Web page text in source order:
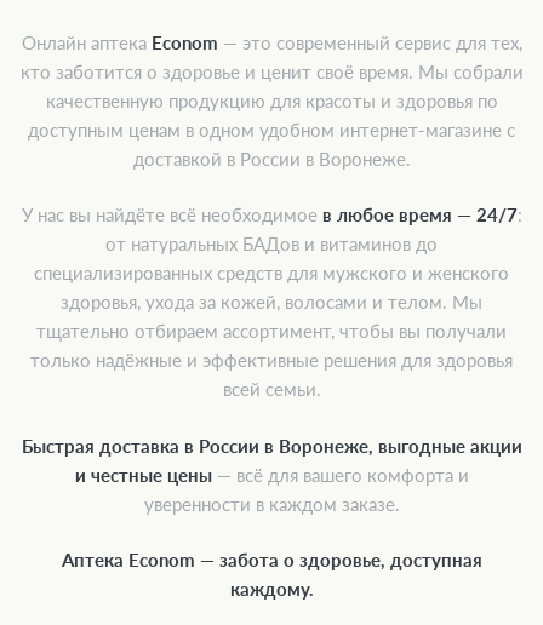
Онлайн аптека Econom — это современный сервис для тех,
кто заботится о здоровье и ценит своё время. Мы собрали
качественную продукцию для красоты и здоровья по
доступным ценам в одном удобном интернет-магазине с
доставкой в России в Воронеже.
У нас вы найдёте всё необходимое в любое время — 24/7:
от натуральных БАДов и витаминов до
специализированных средств для мужского и женского
здоровья, ухода за кожей, волосами и телом. Мы
тщательно отбираем ассортимент, чтобы вы получали
только надёжные и эффективные решения для здоровья
всей семьи.
Быстрая доставка в России в Воронеже, выгодные акции
и честные цены— всё для вашего комфорта и
уверенности в каждом заказе.
Аптека Econom — забота о здоровье, доступная
каждому.